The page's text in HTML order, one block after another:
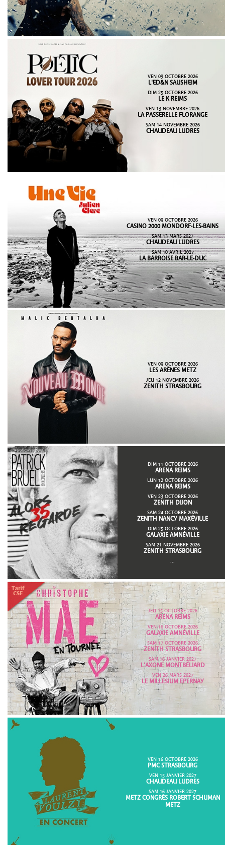
VEN 09 OCTOBRE 2026
L'ED&N SAUSHEIM
DIM 25 OCTOBRE 2026
LE K REIMS
VEN 13 NOVEMBRE 2026
LA PASSERELLE FLORANGE
SAM 14 NOVEMBRE 2026
CHAUDEAU LUDRES
VEN 09 OCTOBRE 2026
CASINO 2000 MONDORF-LES-BAINS
SAM 13 MARS 2027
CHAUDEAU LUDRES
SAM 10 AVRIL 2027
LA BARROISE BAR-LE-DUC
VEN 09 OCTOBRE 2026
LES ARÈNES METZ
JEU 12 NOVEMBRE 2026
ZENITH STRASBOURG
DIM 11 OCTOBRE 2026
ARENA REIMS
LUN 12 OCTOBRE 2026
ARENA REIMS
VEN 23 OCTOBRE 2026
ZENITH DIJON
SAM 24 OCTOBRE 2026
ZENITH NANCY MAXÉVILLE
DIM 25 OCTOBRE 2026
GALAXIE AMNÉVILLE
SAM 21 NOVEMBRE 2026
ZENITH STRASBOURG
...
JEU 15 OCTOBRE 2026
ARENA REIMS
VEN 16 OCTOBRE 2026
GALAXIE AMNÉVILLE
SAM 17 OCTOBRE 2026
ZENITH STRASBOURG
SAM 16 JANVIER 2027
L'AXONE MONTBÉLIARD
VEN 26 MARS 2027
LE MILLESIUM EPERNAY
VEN 16 OCTOBRE 2026
PMC STRASBOURG
VEN 15 JANVIER 2027
CHAUDEAU LUDRES
SAM 16 JANVIER 2027
METZ CONGRÈS ROBERT SCHUMAN
METZ